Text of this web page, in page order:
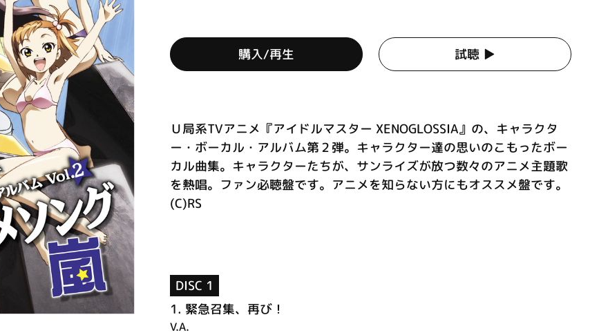
購入/再生 試聴 ▶︎
Ｕ局系TVアニメ『アイドルマスター XENOGLOSSIA』の、キャラクタ
ー・ボーカル・アルバム第２弾。キャラクター達の思いのこもったボー
カル曲集。キャラクターたちが、サンライズが放つ数々のアニメ主題歌
を熱唱。ファン必聴盤です。アニメを知らない方にもオススメ盤です。
(C)RS
DISC 1
1. 緊急召集、再び！
V.A.